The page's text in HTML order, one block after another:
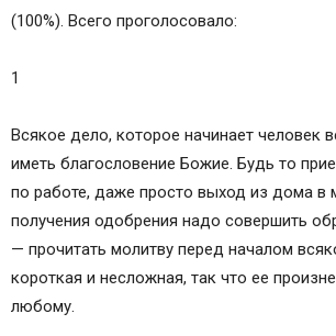
(100%). Всего проголосовало:
1
Всякое дело, которое начинает человек
иметь благословение Божие. Будь то
по работе, даже просто выход из дома в
получения одобрения надо совершить
— прочитать молитву перед началом
короткая и несложная, так что ее
любому.